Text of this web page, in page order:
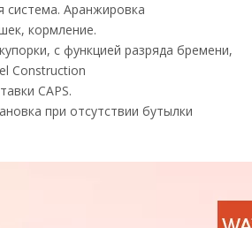
система. Аранжировка
кормление.
с функцией разряда бремени,
Construction
CAPS.
при отсутствии бутылки